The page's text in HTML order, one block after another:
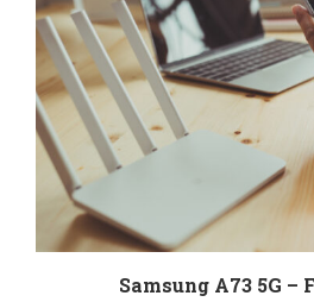
Samsung A73 5G –